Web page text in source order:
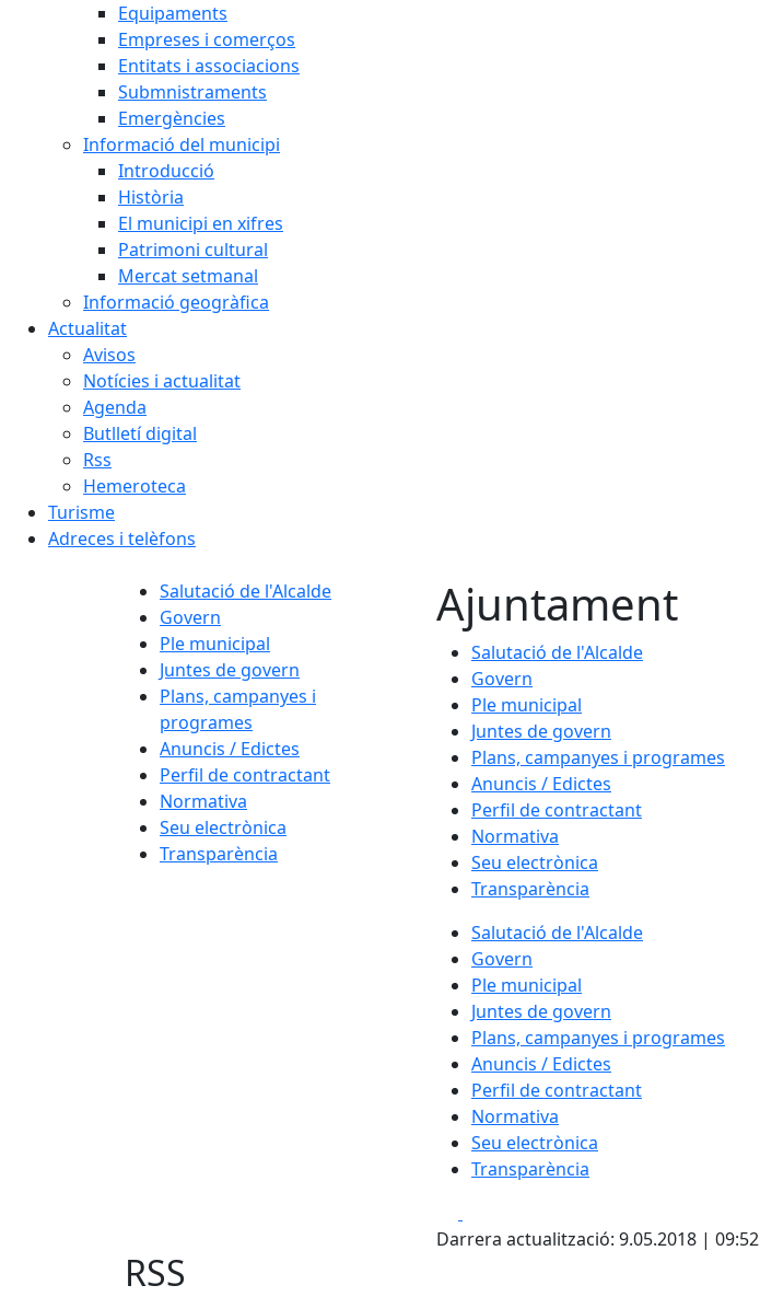
Equipaments
Empreses i comerços
Entitats i associacions
Submnistraments
Emergències
Informació del municipi
Introducció
Història
El municipi en xifres
Patrimoni cultural
Mercat setmanal
Informació geogràfica
Actualitat
Avisos
Notícies i actualitat
Agenda
Butlletí digital
Rss
Hemeroteca
Turisme
Adreces i telèfons
Salutació de l'Alcalde
Govern
Ple municipal
Juntes de govern
Plans, campanyes i
programes
Anuncis / Edictes
Perfil de contractant
Normativa
Seu electrònica
Transparència
Ajuntament
Salutació de l'Alcalde
Govern
Ple municipal
Juntes de govern
Plans, campanyes i programes
Anuncis / Edictes
Perfil de contractant
Normativa
Seu electrònica
Transparència
Salutació de l'Alcalde
Govern
Ple municipal
Juntes de govern
Plans, campanyes i programes
Anuncis / Edictes
Perfil de contractant
Normativa
Seu electrònica
Transparència
Darrera actualització: 9.05.2018 | 09:52
RSS